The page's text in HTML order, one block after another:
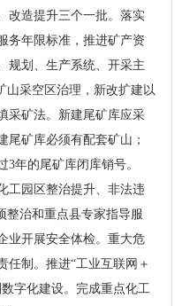
改造提升三个一批。落实
务年限标准，推进矿产资
规划、生产系统、开采主
山采空区治理，新改扩建以
采矿法。新建尾矿库应采
尾矿库必须有配套矿山；
年的尾矿库闭库销号。
工园区整治提升、非法违
整治和重点县专家指导服
业开展安全体检。重大危
任制。推进“工业互联网＋
字化建设。完成重点化工